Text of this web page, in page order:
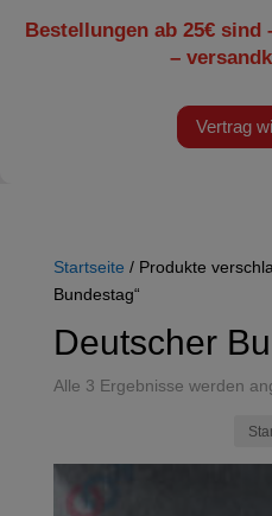
Bestellungen ab 25€
–
Vertrag
Startseite / Produkte
Bundestag“
Deutscher
Alle 3 Ergebnisse werden